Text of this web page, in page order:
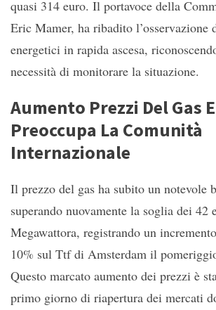
quasi 314 euro. Il portavoce della
Eric Mamer, ha ribadito l’osservazione
energetici in rapida ascesa,
necessità di monitorare la situazione.
Aumento Prezzi Del Gas
Preoccupa La Comunità
Internazionale
Il prezzo del gas ha subito un notevole
superando nuovamente la soglia dei 42
Megawattora, registrando un
10% sul Ttf di Amsterdam il
Questo marcato aumento dei prezzi è
primo giorno di riapertura dei mercati